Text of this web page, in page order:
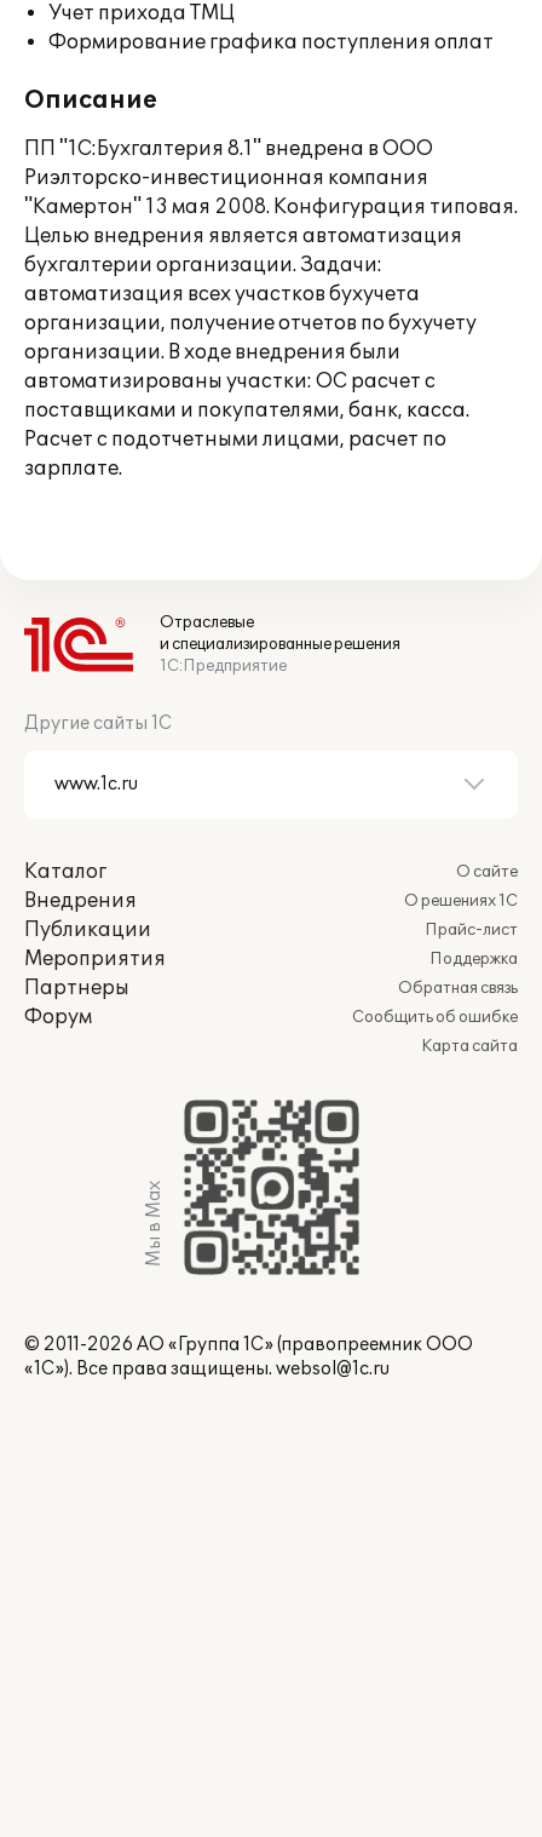
Учет прихода ТМЦ
Формирование графика поступления оплат
Описание
ПП "1С:Бухгалтерия 8.1" внедрена в ООО
Риэлторско-инвестиционная компания
"Камертон" 13 мая 2008. Конфигурация типовая.
Целью внедрения является автоматизация
бухгалтерии организации. Задачи:
автоматизация всех участков бухучета
организации, получение отчетов по бухучету
организации. В ходе внедрения были
автоматизированы участки: ОС расчет с
поставщиками и покупателями, банк, касса.
Расчет с подотчетными лицами, расчет по
зарплате.
Отраслевые
и специализированные решения
1С:Предприятие
Другие сайты 1С
Каталог
Внедрения
Публикации
Мероприятия
Партнеры
Форум
О сайте
О решениях 1С
Прайс-лист
Поддержка
Обратная связь
Сообщить об ошибке
Карта сайта
Мы в Max
© 2011-2026 АО «Группа 1С» (правопреемник ООО
«1С»). Все права защищены. websol@1c.ru